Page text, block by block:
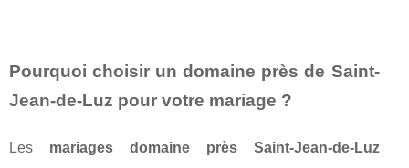
Pourquoi choisir un domaine près de Saint-
Jean-de-Luz pour votre mariage ?
Les mariages domaine près Saint-Jean-de-Luz